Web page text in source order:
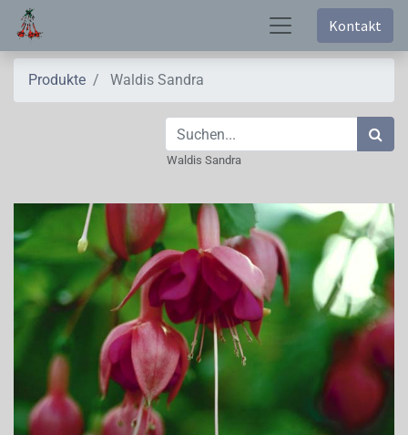
Kontakt
Produkte Waldis Sandra
Waldis Sandra